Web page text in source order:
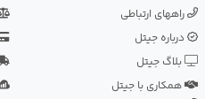
راههای ارتباطی
درباره جیتل
بلاگ جیتل
همکاری با جیتل